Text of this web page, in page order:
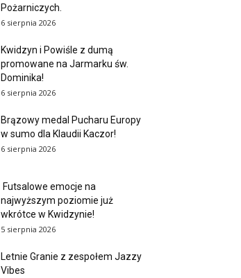
Pożarniczych.
6 sierpnia 2026
Kwidzyn i Powiśle z dumą
promowane na Jarmarku św.
Dominika!
6 sierpnia 2026
Brązowy medal Pucharu Europy
w sumo dla Klaudii Kaczor!
6 sierpnia 2026
Futsalowe emocje na
najwyższym poziomie już
wkrótce w Kwidzynie!
5 sierpnia 2026
Letnie Granie z zespołem Jazzy
Vibes